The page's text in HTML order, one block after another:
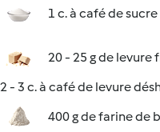
1 c. à café de sucre
20 - 25 g de levure
2 - 3 c. à café de levure
400 g de farine de